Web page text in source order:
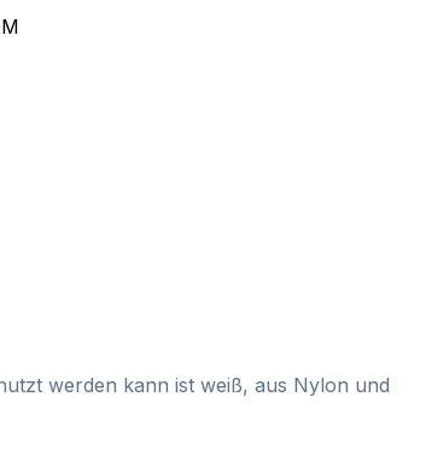
werden kann ist weiß, aus Nylon und